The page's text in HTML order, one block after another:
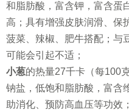
和脂肪酸，富含钾，富含蛋
高；具有增强皮肤润滑、保
菠菜、辣椒、肥牛搭配；与
可能会引起不适；
小葱的热量27千卡（每100
钠盐，低饱和脂肪酸，富含
助消化、预防高血压等功效